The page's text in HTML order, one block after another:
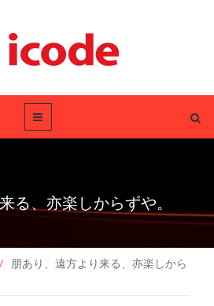
る、亦楽しからずや。
/
朋あり、遠方より来る、亦楽しから